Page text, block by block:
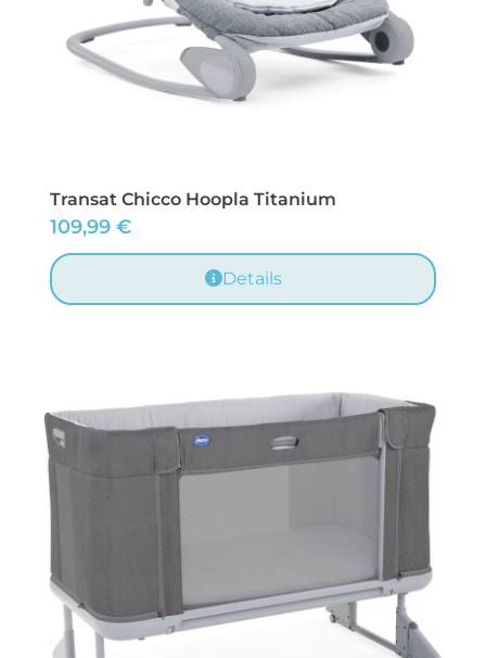
Transat Chicco Hoopla Titanium
109,99 €
Details